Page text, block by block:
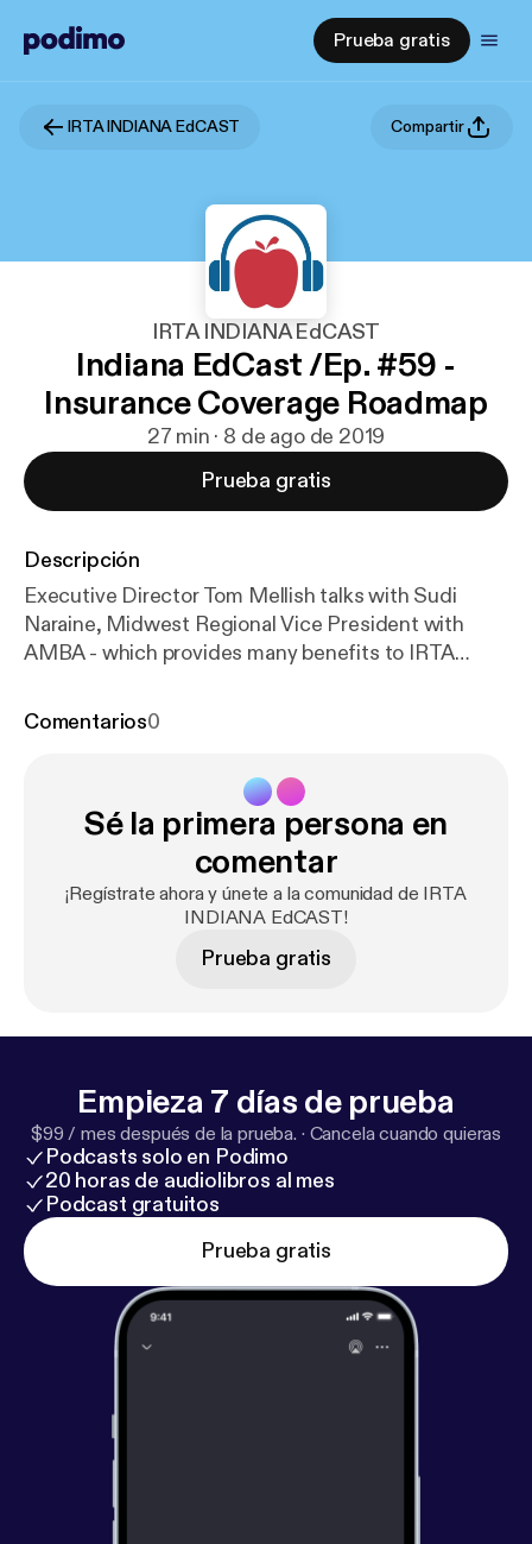
Prueba gratis
IRTA INDIANA EdCAST Compartir
IRTA INDIANA EdCAST
Indiana EdCast /Ep. #59 -
Insurance Coverage Roadmap
27 min · 8 de ago de 2019
Prueba gratis
Descripción
Executive Director Tom Mellish talks with Sudi
Naraine, Midwest Regional Vice President with
AMBA - which provides many benefits to IRTA
roadmap for insurance.
Comentarios0
Sé la primera persona en
comentar
¡Regístrate ahora y únete a la comunidad de IRTA
INDIANA EdCAST!
Prueba gratis
Empieza 7 días de prueba
$99 / mes después de la prueba. · Cancela cuando quieras
Podcasts solo en Podimo
20 horas de audiolibros al mes
Podcast gratuitos
Prueba gratis